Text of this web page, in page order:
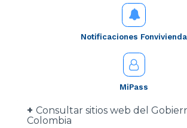
Notificaciones Fonvivienda
MiPass
Consultar sitios web del
Colombia